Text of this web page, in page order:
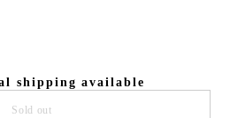
shipping available
Sold out